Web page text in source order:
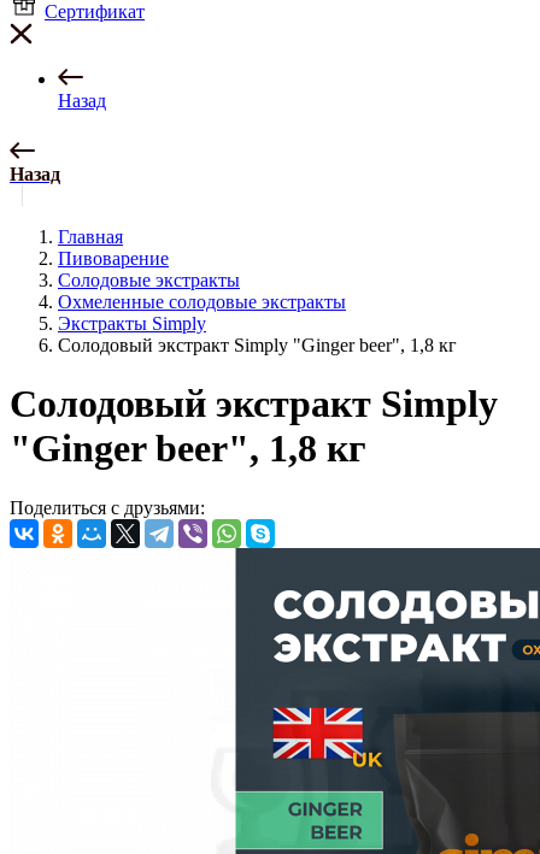
Сертификат
Назад
Назад
Главная
Пивоварение
Солодовые экстракты
Охмеленные солодовые экстракты
Экстракты Simply
Солодовый экстракт Simply "Ginger beer", 1,8 кг
Солодовый экстракт Simply
"Ginger beer", 1,8 кг
Поделиться с друзьями: